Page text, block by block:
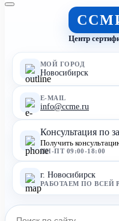
Центр
МОЙ ГОРОД
Новосибирск
E-MAIL
info@ccme.ru
Консультация по
Получить
ПН-ПТ 09:00-18:00
г. Новосибирск
РАБОТАЕМ ПО ВСЕЙ